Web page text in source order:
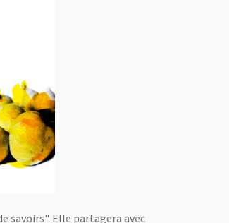
savoirs". Elle partagera avec